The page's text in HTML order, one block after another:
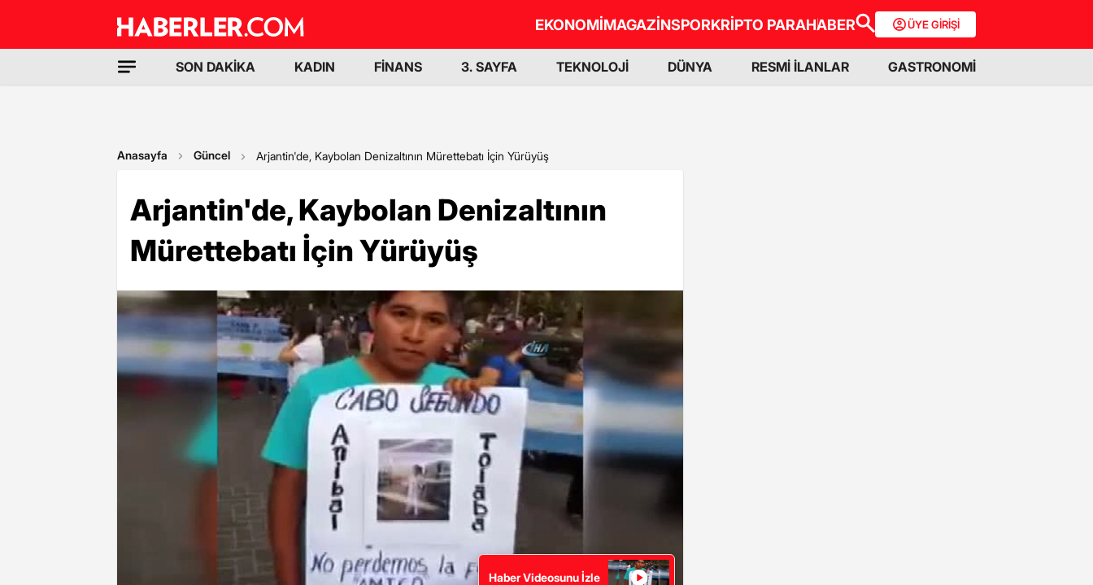
EKONOMİMAGAZİNSPORKRİPTO PARAHABER ÜYE GİRİŞİ
SON DAKİKA KADIN FİNANS 3. SAYFA TEKNOLOJİ DÜNYA RESMİ İLANLAR GASTRONOMİ
Anasayfa Güncel Arjantin'de, Kaybolan Denizaltının Mürettebatı İçin Yürüyüş
Arjantin'de, Kaybolan Denizaltının
Mürettebatı İçin Yürüyüş
Haber Videosunu İzle